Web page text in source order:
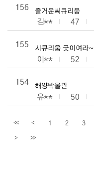
156
즐거운씨큐리움
김** 47
155
시큐리움 굿이여라~
이** 52
154
해양박물관
유** 50
<< <이전페이지
1 2 3
>다음페이지
>>